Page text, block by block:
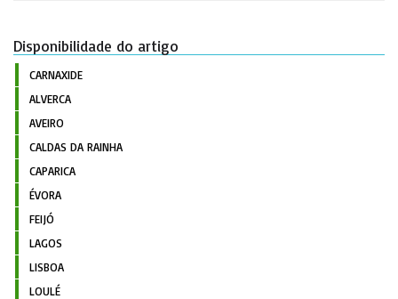
Disponibilidade do artigo
CARNAXIDE
ALVERCA
AVEIRO
CALDAS DA RAINHA
CAPARICA
ÉVORA
FEIJÓ
LAGOS
LISBOA
LOULÉ